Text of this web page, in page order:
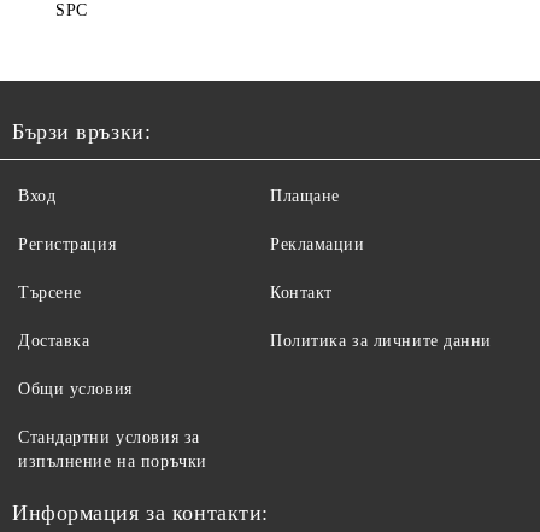
SPC
Бързи връзки:
Вход
Регистрация
Търсене
Доставка
Плащане
Рекламации
Контакт
Политика за личните данни
Общи условия
Стандартни условия за
изпълнение на поръчки
Информация за контакти: